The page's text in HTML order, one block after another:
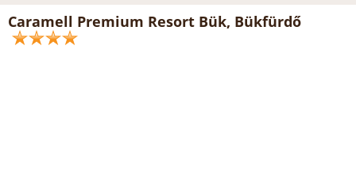
Caramell Premium Resort Bük, Bükfürdő